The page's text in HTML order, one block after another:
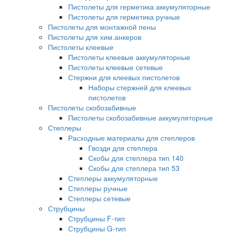
Пистолеты для герметика аккумуляторные
Пистолеты для герметика ручные
Пистолеты для монтажной пены
Пистолеты для хим.анкеров
Пистолеты клеевые
Пистолеты клеевые аккумуляторные
Пистолеты клеевые сетевые
Стержни для клеевых пистолетов
Наборы стержней для клеевых
пистолетов
Пистолеты скобозабивные
Пистолеты скобозабивные аккумуляторные
Степлеры
Расходные материалы для степлеров
Гвозди для степлера
Скобы для степлера тип 140
Скобы для степлера тип 53
Степлеры аккумуляторные
Степлеры ручные
Степлеры сетевые
Струбцины
Струбцины F-тип
Струбцины G-тип